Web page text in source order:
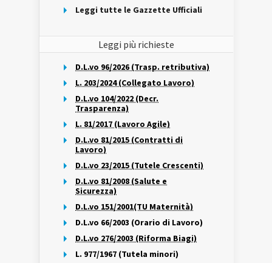
Leggi tutte le Gazzette Ufficiali
Leggi più richieste
D.L.vo 96/2026 (Trasp. retributiva)
L. 203/2024 (Collegato Lavoro)
D.L.vo 104/2022 (Decr.
Trasparenza)
L. 81/2017 (Lavoro Agile)
D.L.vo 81/2015 (Contratti di
Lavoro)
D.L.vo 23/2015 (Tutele Crescenti)
D.L.vo 81/2008 (Salute e
Sicurezza)
D.L.vo 151/2001(TU Maternità)
D.L.vo 66/2003 (Orario di Lavoro)
D.L.vo 276/2003 (Riforma Biagi)
L. 977/1967 (Tutela minori)